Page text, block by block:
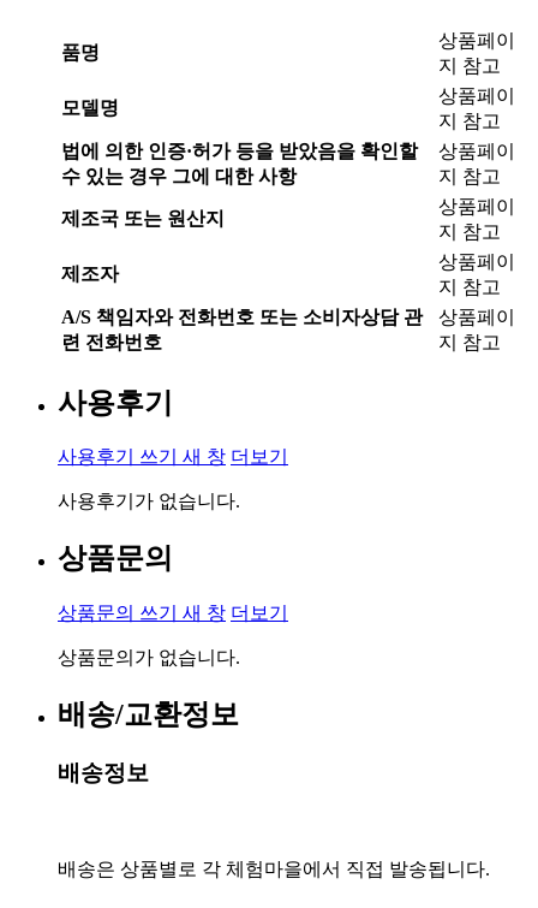
품명
상품페이
지 참고
모델명
상품페이
지 참고
법에 의한 인증·허가 등을 받았음을 확인할
수 있는 경우 그에 대한 사항
상품페이
지 참고
제조국 또는 원산지
상품페이
지 참고
제조자
상품페이
지 참고
A/S 책임자와 전화번호 또는 소비자상담 관
련 전화번호
상품페이
지 참고
사용후기
사용후기 쓰기 새 창 더보기
사용후기가 없습니다.
상품문의
상품문의 쓰기 새 창 더보기
상품문의가 없습니다.
배송/교환정보
배송정보
배송은 상품별로 각 체험마을에서 직접 발송됩니다.